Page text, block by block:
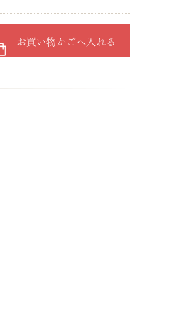
お買い物かごへ入れる